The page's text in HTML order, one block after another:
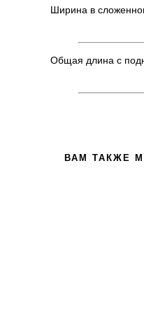
Ширина в
Общая длина с
ВАМ ТАКЖЕ